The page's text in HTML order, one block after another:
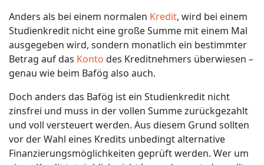
Anders als bei einem normalen Kredit, wird bei einem
Studienkredit nicht eine große Summe mit einem Mal
ausgegeben wird, sondern monatlich ein bestimmter
Betrag auf das Konto des Kreditnehmers überwiesen –
genau wie beim Bafög also auch.
Doch anders das Bafög ist ein Studienkredit nicht
zinsfrei und muss in der vollen Summe zurückgezahlt
und voll versteuert werden. Aus diesem Grund sollten
vor der Wahl eines Kredits unbedingt alternative
Finanzierungsmöglichkeiten geprüft werden. Wer um